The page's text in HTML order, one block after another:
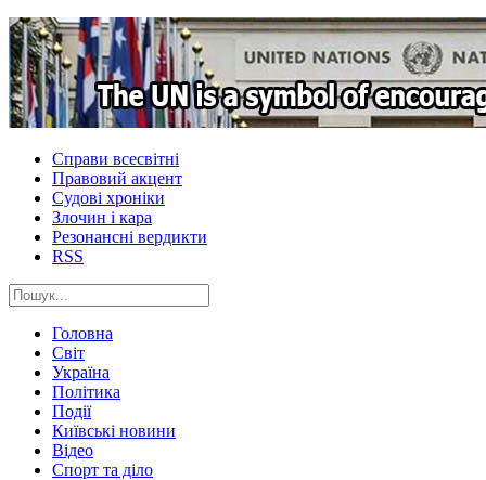
Справи всесвітні
Правовий акцент
Судові хроніки
Злочин і кара
Резонансні вердикти
RSS
Головна
Світ
Україна
Політика
Події
Київські новини
Відео
Спорт та діло